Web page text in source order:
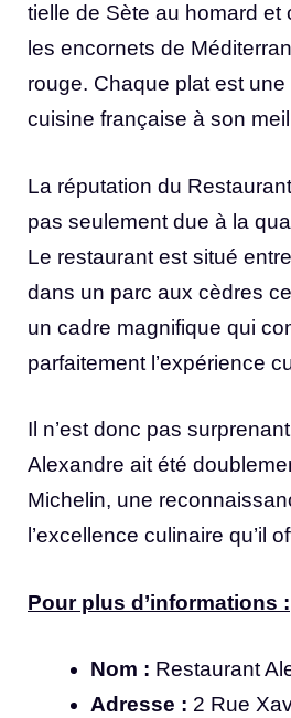
tielle de Sète au homard et
les encornets de
rouge. Chaque plat est
cuisine française à son
La réputation du
pas seulement due à la
Le restaurant est situé
dans un parc aux cèdres
un cadre magnifique qui
parfaitement l’expérience
Il n’est donc pas
Alexandre ait été
Michelin, une
l’excellence culinaire qu’il
Pour plus d’informations :
Nom : Restaurant
Adresse : 2 Rue